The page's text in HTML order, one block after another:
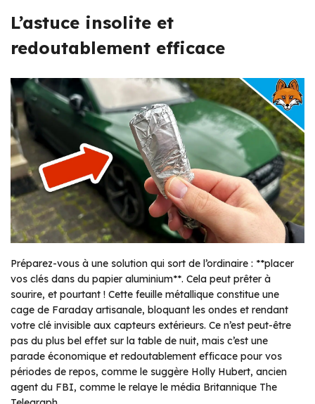
L’astuce insolite et
redoutablement efficace
Préparez-vous à une solution qui sort de l’ordinaire : **placer
vos clés dans du papier aluminium**. Cela peut prêter à
sourire, et pourtant ! Cette feuille métallique constitue une
cage de Faraday artisanale, bloquant les ondes et rendant
votre clé invisible aux capteurs extérieurs. Ce n’est peut-être
pas du plus bel effet sur la table de nuit, mais c’est une
parade économique et redoutablement efficace pour vos
périodes de repos, comme le suggère Holly Hubert, ancien
agent du FBI, comme le relaye le média Britannique The